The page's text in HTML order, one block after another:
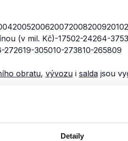
Detaily
(v mil. Kč)-17502-24264-
272619-305010-273810-265809
obratu, vývozui saldajsou
však do uzávěrky ověřování